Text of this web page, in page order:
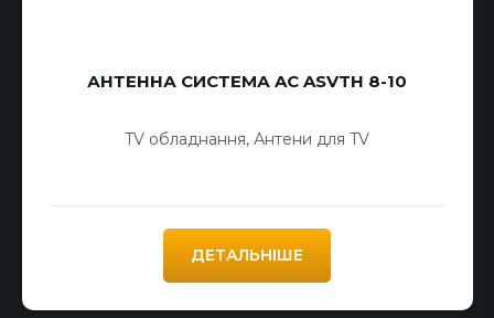
АНТЕННА СИСТЕМА AC ASVTH 8-10
TV обладнання, Антени для TV
ДЕТАЛЬНІШЕ